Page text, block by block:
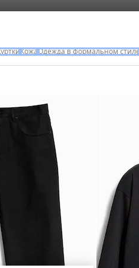
Кожа Одежда в формальном стиле